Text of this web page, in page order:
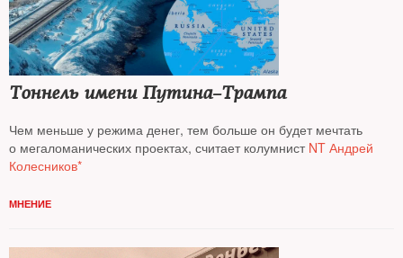
Тоннель имени Путина–­Трампа
Чем меньше у режима денег, тем больше он будет мечтать
о мегаломанических проектах, считает колумнист NT Андрей
Колесников*
МНЕНИЕ